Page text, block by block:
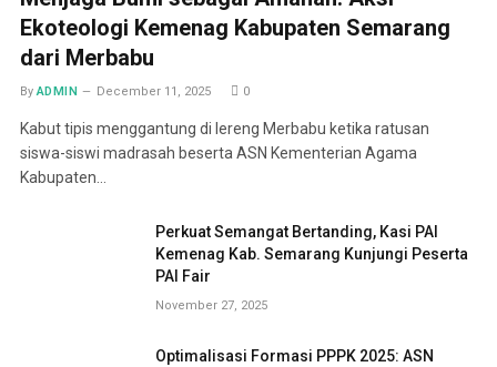
Ekoteologi Kemenag Kabupaten Semarang
dari Merbabu
By ADMIN December 11, 2025 0
Kabut tipis menggantung di lereng Merbabu ketika ratusan
siswa-siswi madrasah beserta ASN Kementerian Agama
Kabupaten…
Perkuat Semangat Bertanding, Kasi PAI
Kemenag Kab. Semarang Kunjungi Peserta
PAI Fair
November 27, 2025
Optimalisasi Formasi PPPK 2025: ASN